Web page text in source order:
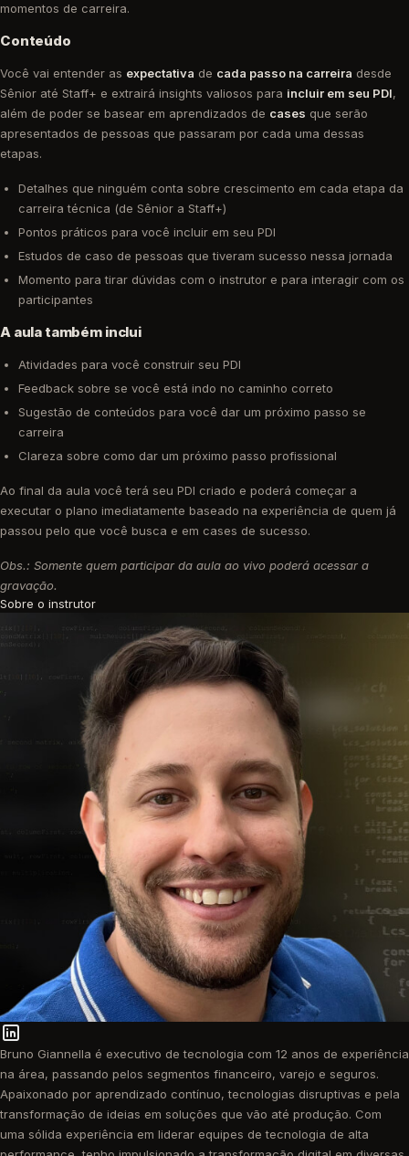
momentos de carreira.
Conteúdo
Você vai entender as expectativa de cada passo na carreira desde
Sênior até Staff+ e extrairá insights valiosos para incluir em seu PDI,
além de poder se basear em aprendizados de cases que serão
apresentados de pessoas que passaram por cada uma dessas
etapas.
Detalhes que ninguém conta sobre crescimento em cada etapa da
carreira técnica (de Sênior a Staff+)
Pontos práticos para você incluir em seu PDI
Estudos de caso de pessoas que tiveram sucesso nessa jornada
Momento para tirar dúvidas com o instrutor e para interagir com os
participantes
A aula também inclui
Atividades para você construir seu PDI
Feedback sobre se você está indo no caminho correto
Sugestão de conteúdos para você dar um próximo passo se
carreira
Clareza sobre como dar um próximo passo profissional
Ao final da aula você terá seu PDI criado e poderá começar a
executar o plano imediatamente baseado na experiência de quem já
passou pelo que você busca e em cases de sucesso.
Obs.: Somente quem participar da aula ao vivo poderá acessar a
gravação.
Sobre o instrutor
Bruno Giannella é executivo de tecnologia com 12 anos de experiência
na área, passando pelos segmentos financeiro, varejo e seguros.
Apaixonado por aprendizado contínuo, tecnologias disruptivas e pela
transformação de ideias em soluções que vão até produção. Com
uma sólida experiência em liderar equipes de tecnologia de alta